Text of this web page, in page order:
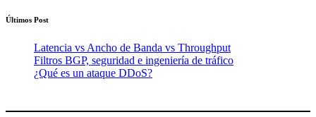
Últimos Post
Latencia vs Ancho de Banda vs Throughput
Filtros BGP, seguridad e ingeniería de tráfico
¿Qué es un ataque DDoS?